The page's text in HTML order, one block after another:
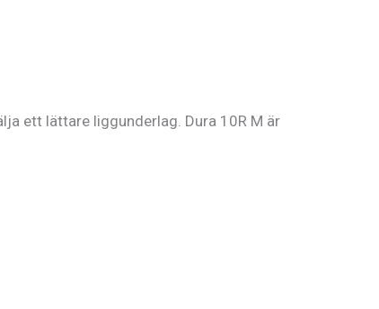
ett lättare liggunderlag. Dura 10R M är